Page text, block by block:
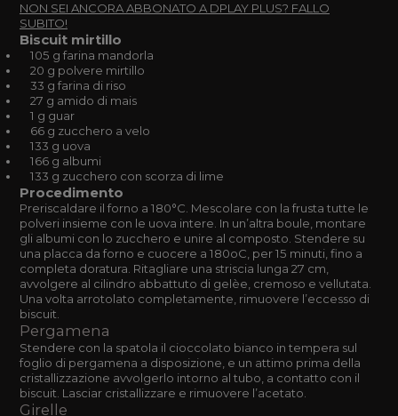
NON SEI ANCORA ABBONATO A DPLAY PLUS? FALLO
SUBITO!
Biscuit mirtillo
105 g farina mandorla
20 g polvere mirtillo
33 g farina di riso
27 g amido di mais
1 g guar
66 g zucchero a velo
133 g uova
166 g albumi
133 g zucchero con scorza di lime
Procedimento
Preriscaldare il forno a 180°C. Mescolare con la frusta tutte le
polveri insieme con le uova intere. In un’altra boule, montare
gli albumi con lo zucchero e unire al composto. Stendere su
una placca da forno e cuocere a 180oC, per 15 minuti, fino a
completa doratura. Ritagliare una striscia lunga 27 cm,
avvolgere al cilindro abbattuto di gelèe, cremoso e vellutata.
Una volta arrotolato completamente, rimuovere l’eccesso di
biscuit.
Pergamena
Stendere con la spatola il cioccolato bianco in tempera sul
foglio di pergamena a disposizione, e un attimo prima della
cristallizzazione avvolgerlo intorno al tubo, a contatto con il
biscuit. Lasciar cristallizzare e rimuovere l’acetato.
Girelle